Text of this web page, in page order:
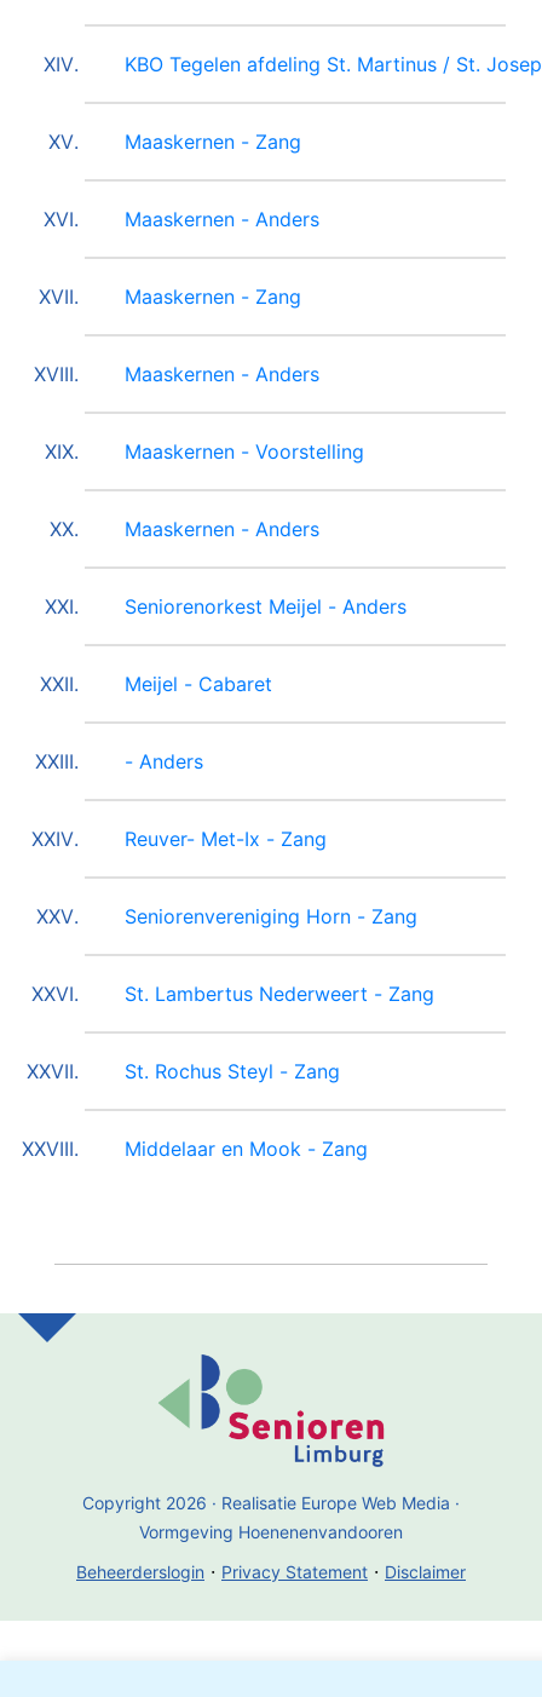
KBO Tegelen afdeling St. Martinus / St.
Maaskernen - Zang
Maaskernen - Anders
Maaskernen - Zang
Maaskernen - Anders
Maaskernen - Voorstelling
Maaskernen - Anders
Seniorenorkest Meijel - Anders
Meijel - Cabaret
- Anders
Reuver- Met-Ix - Zang
Seniorenvereniging Horn - Zang
St. Lambertus Nederweert - Zang
St. Rochus Steyl - Zang
Middelaar en Mook - Zang
Copyright 2026 · Realisatie Europe Web Media ·
Vormgeving Hoenenenvandooren
Beheerderslogin · Privacy Statement · Disclaimer